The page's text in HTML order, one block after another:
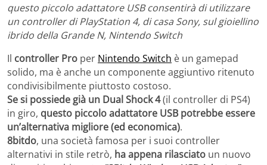
questo piccolo adattatore USB consentirà di utilizzare
un controller di PlayStation 4, di casa Sony, sul gioiellino
ibrido della Grande N, Nintendo Switch
Il controller Pro per Nintendo Switch è un gamepad
solido, ma è anche un componente aggiuntivo ritenuto
condivisibilmente piuttosto costoso.
Se si possiede già un Dual Shock 4(il controller di PS4)
in giro, questo piccolo adattatore USB potrebbe essere
un’alternativa migliore (ed economica).
8bitdo, una società famosa per i suoi controller
alternativi in stile retrò, ha appena rilasciato un nuovo